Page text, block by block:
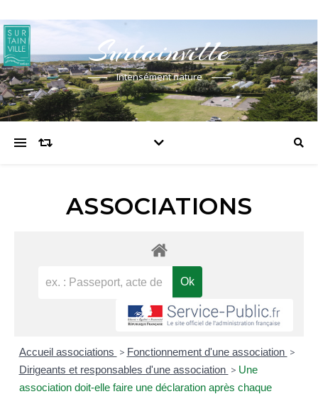
Surtainville
Intensément nature
ASSOCIATIONS
Accueil associations > Fonctionnement d'une association >
Dirigeants et responsables d'une association > Une
association doit-elle faire une déclaration après chaque